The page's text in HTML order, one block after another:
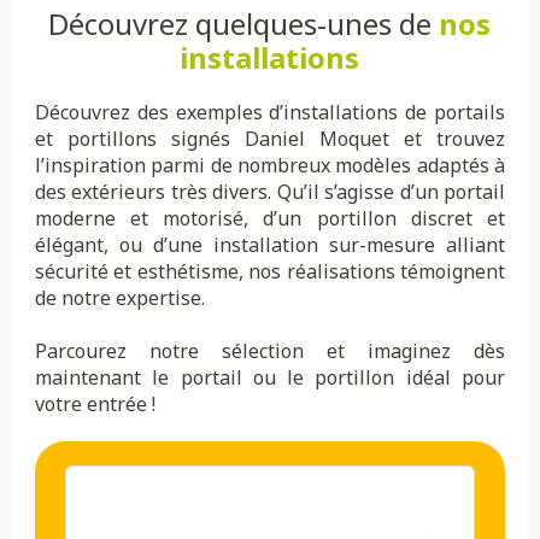
Découvrez quelques-unes de nos
installations
Découvrez des exemples d’installations de portails
et portillons signés Daniel Moquet et trouvez
l’inspiration parmi de nombreux modèles adaptés à
des extérieurs très divers. Qu’il s’agisse d’un portail
moderne et motorisé, d’un portillon discret et
élégant, ou d’une installation sur-mesure alliant
sécurité et esthétisme, nos réalisations témoignent
de notre expertise.
Parcourez notre sélection et imaginez dès
maintenant le portail ou le portillon idéal pour
votre entrée !